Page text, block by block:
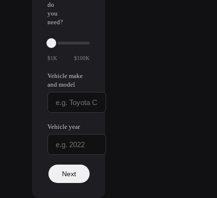
do
you
need?
$1K $100K
Vehicle make
and model
Vehicle year
Next